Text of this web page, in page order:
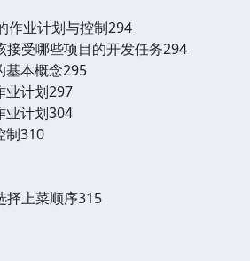
业计划与控制294
受哪些项目的开发任务294
本概念295
计划297
计划304
310
上菜顺序315